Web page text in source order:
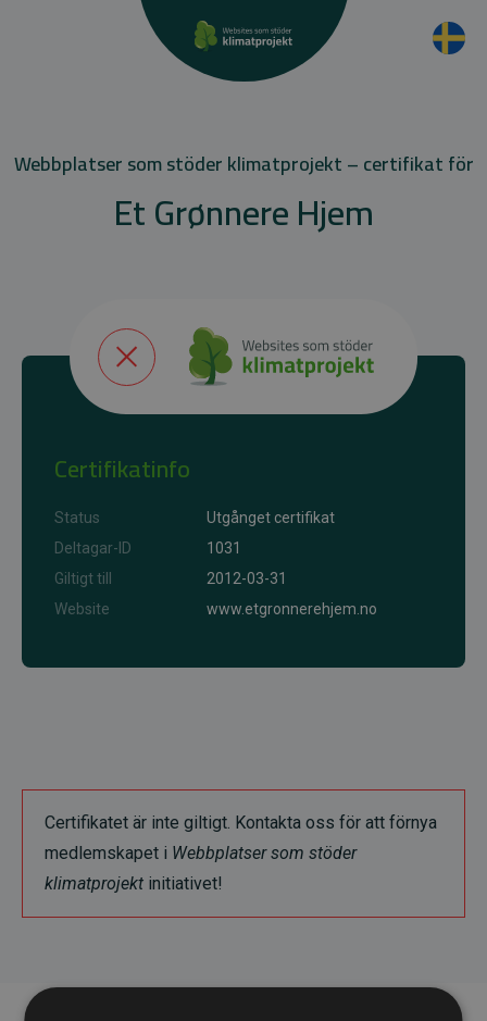
Webbplatser som stöder klimatprojekt – certifikat för
Et Grønnere Hjem
Certifikatinfo
Status
Utgånget certifikat
Deltagar-ID
1031
Giltigt till
2012-03-31
Website
www.etgronnerehjem.no
Certifikatet är inte giltigt. Kontakta oss för att förnya
medlemskapet i Webbplatser som stöder
klimatprojekt initiativet!